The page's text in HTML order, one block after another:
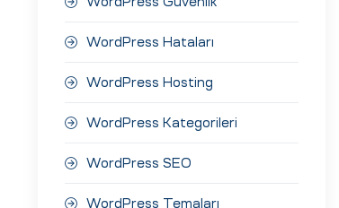
WordPress Hataları
WordPress Hosting
WordPress Kategorileri
WordPress SEO
WordPress Temaları